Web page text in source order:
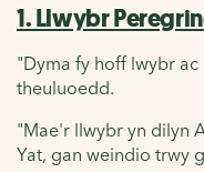
1. Llwybr
"Dyma fy hoff lwybr
theuluoedd.
"Mae'r llwybr yn dilyn
Yat, gan weindio trwy